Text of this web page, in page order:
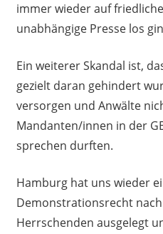
immer wieder auf
unabhängige Presse los
Ein weiterer Skandal ist,
gezielt daran gehindert
versorgen und Anwälte
Mandanten/innen in der
sprechen durften.
Hamburg hat uns wieder
Demonstrationsrecht
Herrschenden ausgelegt